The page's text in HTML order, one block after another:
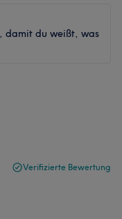
damit du weißt, was
Verifizierte Bewertung